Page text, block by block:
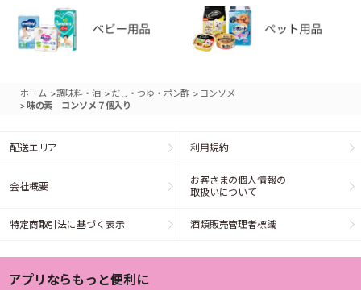
ホーム >調味料・油 > だし・つゆ・ポン酢 > コンソメ
> 味の素 コンソメ７個入り
配送エリア 利用規約
会社概要
お客さまの個人情報の
取扱いについて
特定商取引法に基づく表示 酒類販売管理者標識
アプリならもっと便利に